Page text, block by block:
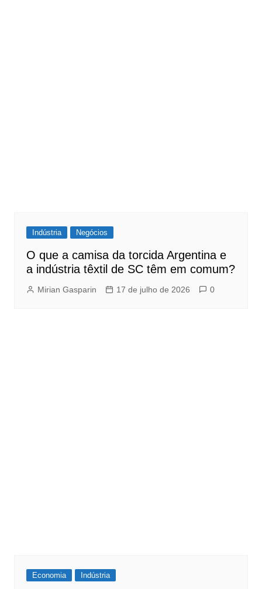
Indústria Negócios
O que a camisa da torcida Argentina e
a indústria têxtil de SC têm em comum?
Mirian Gasparin 17 de julho de 2026 0
Economia Indústria